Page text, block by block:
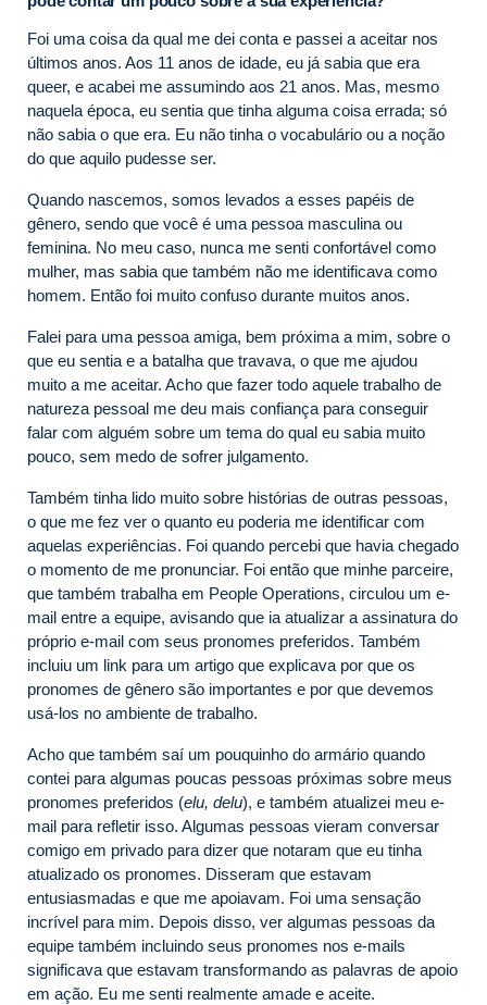
Foi uma coisa da qual me dei conta e passei a aceitar nos
últimos anos. Aos 11 anos de idade, eu já sabia que era
queer, e acabei me assumindo aos 21 anos. Mas, mesmo
naquela época, eu sentia que tinha alguma coisa errada; só
não sabia o que era. Eu não tinha o vocabulário ou a noção
do que aquilo pudesse ser.
Quando nascemos, somos levados a esses papéis de
gênero, sendo que você é uma pessoa masculina ou
feminina. No meu caso, nunca me senti confortável como
mulher, mas sabia que também não me identificava como
homem. Então foi muito confuso durante muitos anos.
Falei para uma pessoa amiga, bem próxima a mim, sobre o
que eu sentia e a batalha que travava, o que me ajudou
muito a me aceitar. Acho que fazer todo aquele trabalho de
natureza pessoal me deu mais confiança para conseguir
falar com alguém sobre um tema do qual eu sabia muito
pouco, sem medo de sofrer julgamento.
Também tinha lido muito sobre histórias de outras pessoas,
o que me fez ver o quanto eu poderia me identificar com
aquelas experiências. Foi quando percebi que havia chegado
o momento de me pronunciar. Foi então que minhe parceire,
que também trabalha em People Operations, circulou um e-
mail entre a equipe, avisando que ia atualizar a assinatura do
próprio e-mail com seus pronomes preferidos. Também
incluiu um link para um artigo que explicava por que os
pronomes de gênero são importantes e por que devemos
usá-los no ambiente de trabalho.
Acho que também saí um pouquinho do armário quando
contei para algumas poucas pessoas próximas sobre meus
pronomes preferidos (elu, delu), e também atualizei meu e-
mail para refletir isso. Algumas pessoas vieram conversar
comigo em privado para dizer que notaram que eu tinha
atualizado os pronomes. Disseram que estavam
entusiasmadas e que me apoiavam. Foi uma sensação
incrível para mim. Depois disso, ver algumas pessoas da
equipe também incluindo seus pronomes nos e-mails
significava que estavam transformando as palavras de apoio
em ação. Eu me senti realmente amade e aceite.